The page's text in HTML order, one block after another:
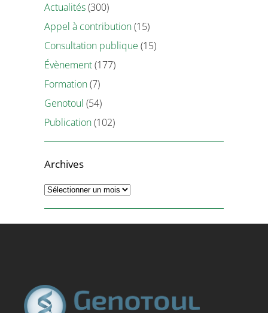
Actualités(300)
Appel à contribution(15)
Consultation publique (15)
Évènement(177)
Formation(7)
Genotoul (54)
Publication(102)
Archives
Archives